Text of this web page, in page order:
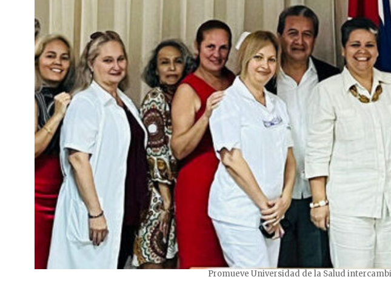
Promueve Universidad de la Salud